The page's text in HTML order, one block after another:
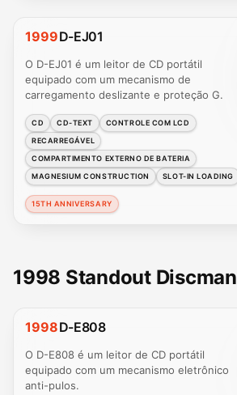
1999D-EJ01
O D-EJ01 é um leitor de CD portátil
equipado com um mecanismo de
carregamento deslizante e proteção G.
CD CD-TEXT
CONTROLE COM LCD
RECARREGÁVEL
COMPARTIMENTO EXTERNO DE BATERIA
MAGNESIUM CONSTRUCTION
SLOT-IN LOADING
15TH ANNIVERSARY
1998 Standout Discman
1998D-E808
O D-E808 é um leitor de CD portátil
equipado com um mecanismo eletrônico
anti-pulos.